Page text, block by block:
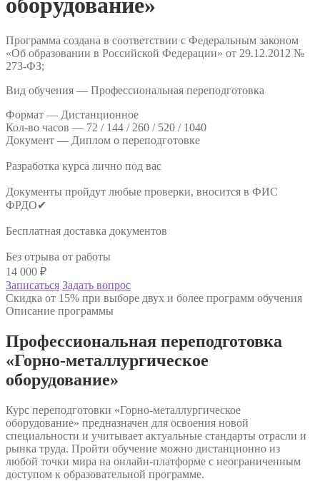
оборудование»
Программа создана в соответствии с Федеральным законом
«Об образовании в Российской Федерации» от 29.12.2012 №
273-ФЗ;
Вид обучения — Профессиональная переподготовка
Формат — Дистанционное
Кол-во часов — 72 / 144 / 260 / 520 / 1040
Документ — Диплом о переподготовке
Разработка курса лично под вас
Документы пройдут любые проверки, вносится в ФИС
ФРДО✔
Бесплатная доставка документов
Без отрыва от работы
14 000 ₽
Записаться Задать вопрос
Скидка от 15% при выборе двух и более программ обучения
Описание программы
Профессиональная переподготовка
«Горно-металлургическое
оборудование»
Курс переподготовки «Горно-металлургическое
оборудование» предназначен для освоения новой
специальности и учитывает актуальные стандарты отрасли и
рынка труда. Пройти обучение можно дистанционно из
любой точки мира на онлайн-платформе с неограниченным
доступом к образовательной программе.